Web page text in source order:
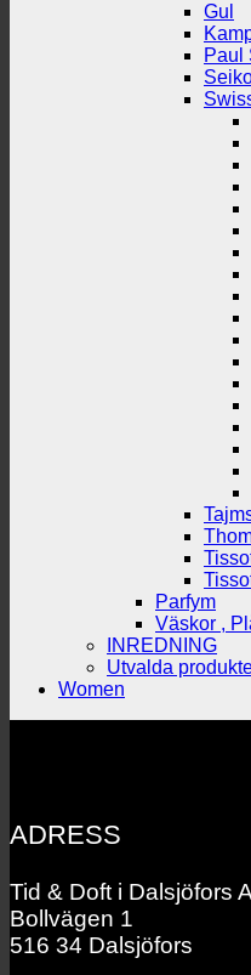
Gul
Paul
Parfym
Väskor ,
INREDNING
Utvalda
Women
ADRESS
Tid & Doft i Dalsjöfors
Bollvägen 1
516 34 Dalsjöfors